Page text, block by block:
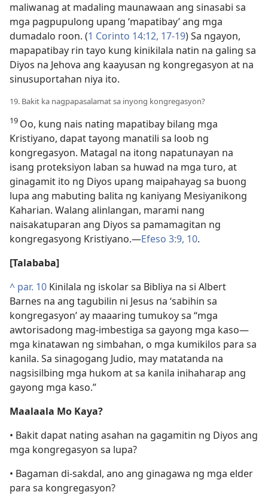
maliwanag at madaling maunawaan ang sinasabi sa
mga pagpupulong upang ‘mapatibay’ ang mga
dumadalo roon. (1 Corinto 14:12, 17-19) Sa ngayon,
mapapatibay rin tayo kung kinikilala natin na galing sa
Diyos na Jehova ang kaayusan ng kongregasyon at na
sinusuportahan niya ito.
19. Bakit ka nagpapasalamat sa inyong kongregasyon?
19 Oo, kung nais nating mapatibay bilang mga
Kristiyano, dapat tayong manatili sa loob ng
kongregasyon. Matagal na itong napatunayan na
isang proteksiyon laban sa huwad na mga turo, at
ginagamit ito ng Diyos upang maipahayag sa buong
lupa ang mabuting balita ng kaniyang Mesiyanikong
Kaharian. Walang alinlangan, marami nang
naisakatuparan ang Diyos sa pamamagitan ng
kongregasyong Kristiyano.​—Efeso 3:9, 10.
[Talababa]
^ par. 10 Kinilala ng iskolar sa Bibliya na si Albert
Barnes na ang tagubilin ni Jesus na ‘sabihin sa
kongregasyon’ ay maaaring tumukoy sa “mga
awtorisadong mag-imbestiga sa gayong mga kaso​—
mga kinatawan ng simbahan, o mga kumikilos para sa
kanila. Sa sinagogang Judio, may matatanda na
nagsisilbing mga hukom at sa kanila inihaharap ang
gayong mga kaso.”
Maalaala Mo Kaya?
• Bakit dapat nating asahan na gagamitin ng Diyos ang
mga kongregasyon sa lupa?
• Bagaman di-sakdal, ano ang ginagawa ng mga elder
para sa kongregasyon?